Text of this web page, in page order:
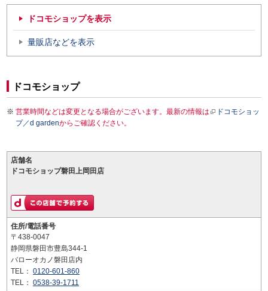
ドコモショップを表示
量販店などを表示
ドコモショップ
営業時間などは変更となる場合がございます。最新の情報は
ドコモショッ
プ／d gardenからご確認ください。
店舗名
ドコモショップ磐田上岡田店
住所/電話番号
〒438-0047
静岡県磐田市豊島344-1
バローオカノ磐田店内
TEL： 0120-601-860
TEL： 0538-39-1711